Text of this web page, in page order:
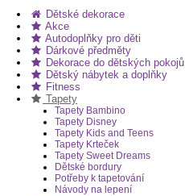
Dětské dekorace
Akce
Autodoplňky pro děti
Dárkové předměty
Dekorace do dětských pokojů
Dětský nábytek a doplňky
Fitness
Tapety
Tapety Bambino
Tapety Disney
Tapety Kids and Teens
Tapety Krteček
Tapety Sweet Dreams
Dětské bordury
Potřeby k tapetování
Návody na lepení